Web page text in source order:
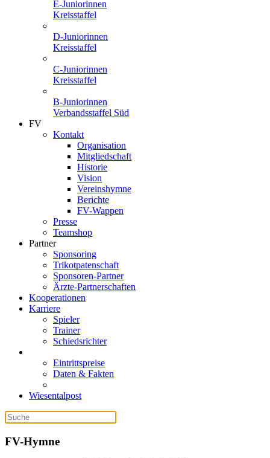
E-Juniorinnen
Kreisstaffel
D-Juniorinnen
Kreisstaffel
C-Juniorinnen
Kreisstaffel
B-Juniorinnen
Verbandsstaffel Süd
FV
Kontakt
Organisation
Mitgliedschaft
Historie
Vision
Vereinshymne
Berichte
FV-Wappen
Presse
Teamshop
Partner
Sponsoring
Trikotpatenschaft
Sponsoren-Partner
Ärzte-Partnerschaften
Kooperationen
Karriere
Spieler
Trainer
Schiedsrichter
Eintrittspreise
Daten & Fakten
Wiesentalpost
FV-Hymne